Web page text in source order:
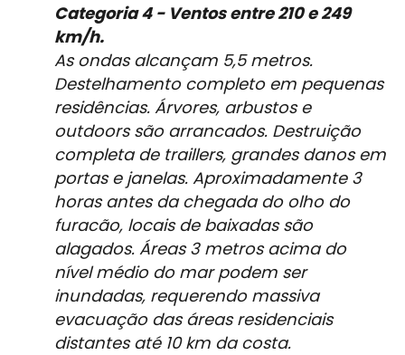
Categoria 4 - Ventos entre 210 e 249
km/h.
As ondas alcançam 5,5 metros.
Destelhamento completo em pequenas
residências. Árvores, arbustos e
outdoors são arrancados. Destruição
completa de traillers, grandes danos em
portas e janelas. Aproximadamente 3
horas antes da chegada do olho do
furacão, locais de baixadas são
alagados. Áreas 3 metros acima do
nível médio do mar podem ser
inundadas, requerendo massiva
evacuação das áreas residenciais
distantes até 10 km da costa.